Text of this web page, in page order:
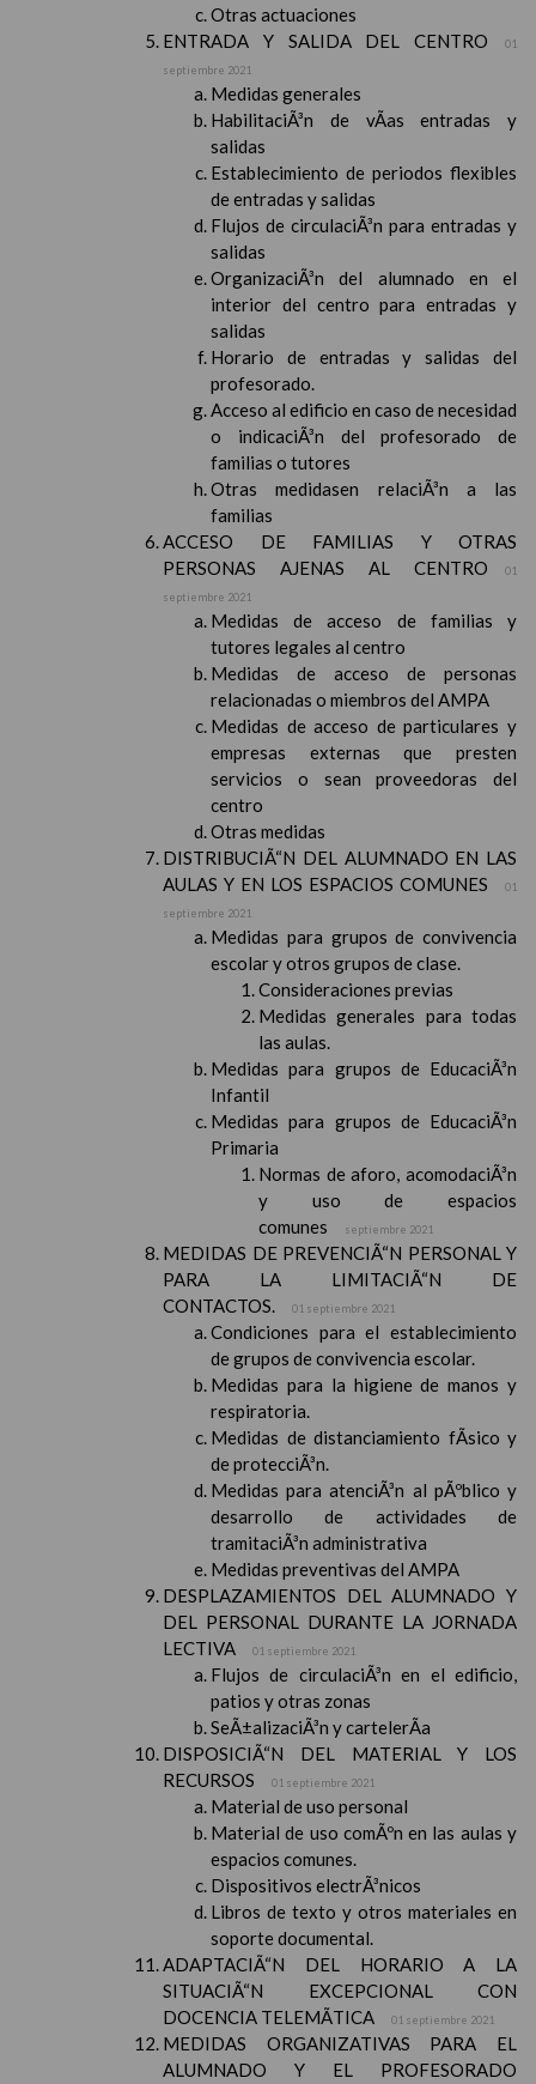
Otras actuaciones
ENTRADA Y SALIDA DEL CENTRO
01
septiembre 2021
Medidas generales
HabilitaciÃ³n de vÃ­as entradas y
salidas
Establecimiento de periodos flexibles
de entradas y salidas
Flujos de circulaciÃ³n para entradas y
salidas
OrganizaciÃ³n del alumnado en el
interior del centro para entradas y
salidas
Horario de entradas y salidas del
profesorado.
Acceso al edificio en caso de necesidad
o indicaciÃ³n del profesorado de
familias o tutores
Otras medidasen relaciÃ³n a las
familias
ACCESO DE FAMILIAS Y OTRAS
PERSONAS AJENAS AL CENTRO
01
septiembre 2021
Medidas de acceso de familias y
tutores legales al centro
Medidas de acceso de personas
relacionadas o miembros del AMPA
Medidas de acceso de particulares y
empresas externas que presten
servicios o sean proveedoras del
centro
Otras medidas
DISTRIBUCIÃ“N DEL ALUMNADO EN LAS
AULAS Y EN LOS ESPACIOS COMUNES
01
septiembre 2021
Medidas para grupos de convivencia
escolar y otros grupos de clase.
Consideraciones previas
Medidas generales para todas
las aulas.
Medidas para grupos de EducaciÃ³n
Infantil
Medidas para grupos de EducaciÃ³n
Primaria
Normas de aforo, acomodaciÃ³n
y uso de espacios
comunes
septiembre 2021
MEDIDAS DE PREVENCIÃ“N PERSONAL Y
PARA LA LIMITACIÃ“N DE
CONTACTOS.
01 septiembre 2021
Condiciones para el establecimiento
de grupos de convivencia escolar.
Medidas para la higiene de manos y
respiratoria.
Medidas de distanciamiento fÃ­sico y
de protecciÃ³n.
Medidas para atenciÃ³n al pÃºblico y
desarrollo de actividades de
tramitaciÃ³n administrativa
Medidas preventivas del AMPA
DESPLAZAMIENTOS DEL ALUMNADO Y
DEL PERSONAL DURANTE LA JORNADA
LECTIVA
01 septiembre 2021
Flujos de circulaciÃ³n en el edificio,
patios y otras zonas
SeÃ±alizaciÃ³n y cartelerÃ­a
DISPOSICIÃ“N DEL MATERIAL Y LOS
RECURSOS
01 septiembre 2021
Material de uso personal
Material de uso comÃºn en las aulas y
espacios comunes.
Dispositivos electrÃ³nicos
Libros de texto y otros materiales en
soporte documental.
ADAPTACIÃ“N DEL HORARIO A LA
SITUACIÃ“N EXCEPCIONAL CON
DOCENCIA TELEMÃTICA
01 septiembre 2021
MEDIDAS ORGANIZATIVAS PARA EL
ALUMNADO Y EL PROFESORADO